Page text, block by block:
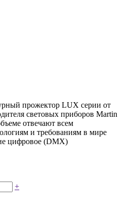
прожектор LUX серии от
световых приборов Martin
отвечают всем
и требованиям в мире
цифровое (DMX)
+